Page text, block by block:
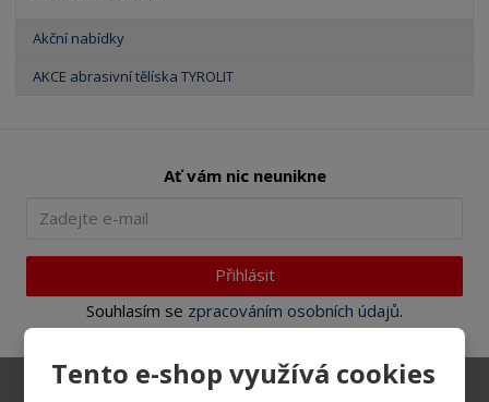
Tento e-shop využívá cookies
Akční nabídky
AKCE abrasivní tělíska TYROLIT
Ať vám nic neunikne
Přihlásit
Souhlasím se zpracováním osobních údajů.